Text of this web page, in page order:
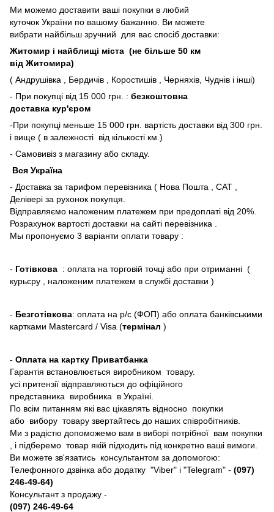
Ми можемо доставити ваші покупки в любий
куточок України по вашому бажанню. Ви можете
вибрати найбільш зручний для вас спосіб доставки:
Житомир і найблищі міста (не більше 50 км
від Житомира)
( Андрушівка , Бердичів , Коростишів , Черняхів, Чуднів і інші)
- При покупці від 15 000 грн. : безкоштовна
доставка кур'єром
-При покупці меньше 15 000 грн. вартість доставки від 300 грн.
і вище ( в залежності від кількості км.)
- Самовивіз з магазину або складу.
Вся Україна
- Доставка за тарифом перевізника ( Нова Пошта , САТ ,
Делівері за рухонок покупця.
Відправляємо наложеним платежем при предоплаті від 20%.
Розрахунок вартості доставки на сайті перевізника .
Мы пропонуємо 3 варіанти оплати товару :
- Готівкова : оплата на торговій точці або при отриманні (
курьєру , наложеним платежем в службі доставки )
- Безготівкова: оплата на р/с (ФОП) або оплата банківськими
картками Mastercard / Visa (термінал )
- Оплата на картку Приватбанка
Гарантія встановлюється виробником товару.
усі притензії відправляються до офіційного
представника виробника в Україні.
По всім питанням які вас цікавлять відносно покупки
або вибору товару звертайтесь до наших співробітників.
Ми з радістю допоможемо вам в виборі потрібної вам покупки
, і підберемо товар якій підходить під конкретно ваші вимоги.
Ви можете зв'язатись консультантом за допомогою:
Телефонного дзвінка або додатку "Viber" і "Telegram" - (097)
246-49-64)
Консультант з продажу -
(097) 246-49-64